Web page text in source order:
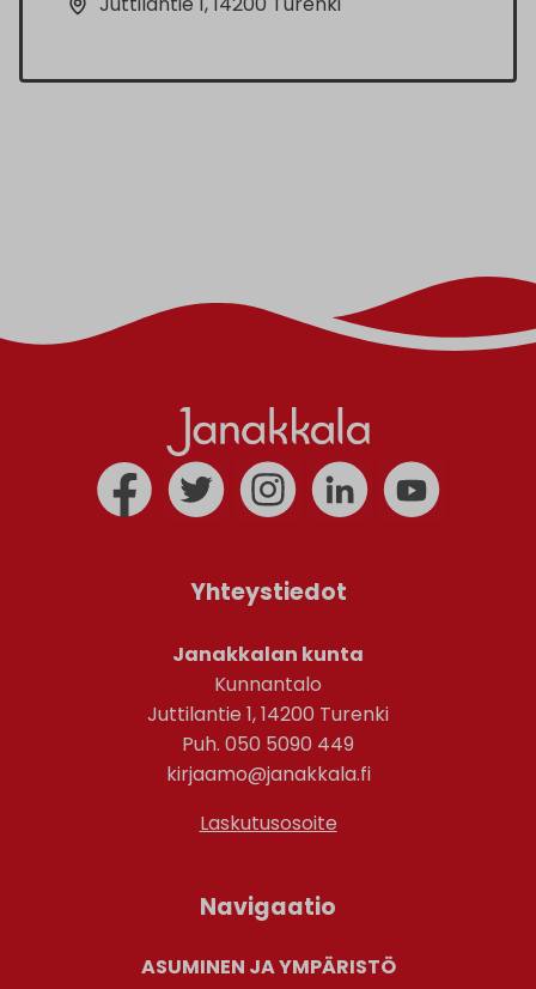
Yhteystiedot
Janakkalan kunta
Kunnantalo
Juttilantie 1, 14200 Turenki
Puh. 050 5090 449
kirjaamo@janakkala.fi
Laskutusosoite
Navigaatio
ASUMINEN JA YMPÄRISTÖ